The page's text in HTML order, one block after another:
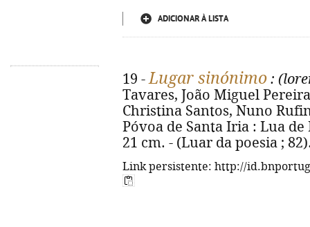
ADICIONAR À LISTA
19 -Lugar sinónimo :
Tavares, João Miguel
Christina Santos, Nuno
Póvoa de Santa Iria : Lua
21 cm. - (Luar da poesia ;
Link persistente: http://